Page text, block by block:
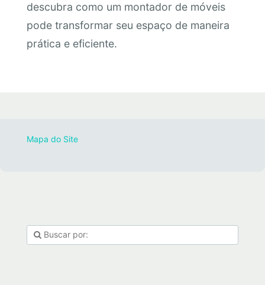
descubra como um montador de móveis
pode transformar seu espaço de maneira
prática e eficiente.
Mapa do Site